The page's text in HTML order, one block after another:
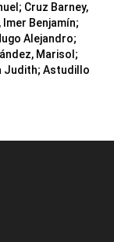
; Cruz Barney,
Benjamín;
Alejandro;
Marisol ;
Judith; Astudillo